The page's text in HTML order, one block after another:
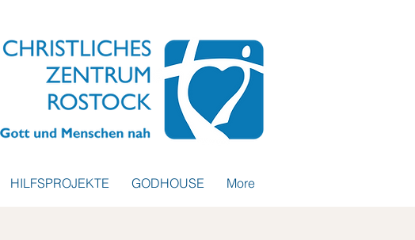
HILFSPROJEKTE GODHOUSE More